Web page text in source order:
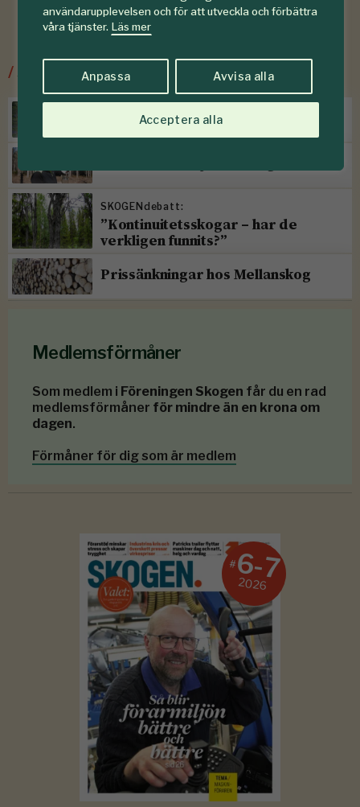
användarupplevelsen och för att utveckla och förbättra
våra tjänster. Läs mer
Anpassa Avvisa alla
Acceptera alla
/Senaste ur Skogsskötsel
Torr höst försvagar sommargran
SKOGENdebatt:
”Kontinuitetsskogar – har de
verkligen funnits?”
Prissänkningar hos Mellanskog
Medlemsförmåner
Som medlem i Föreningen Skogen får du en rad
medlemsförmåner för mindre än en krona om
dagen.
Förmåner för dig som är medlem
#6-7
2026